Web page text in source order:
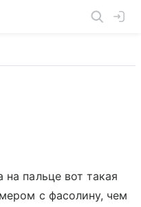
пальце вот такая
с фасолину, чем